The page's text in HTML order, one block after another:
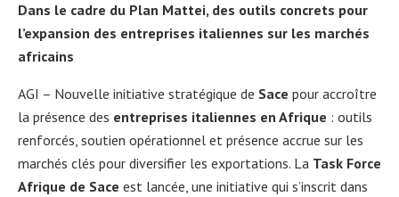
Dans le cadre du Plan Mattei, des outils concrets pour
l’expansion des entreprises italiennes sur les marchés
africains
AGI – Nouvelle initiative stratégique de Sace pour accroître
la présence des entreprises italiennes en Afrique : outils
renforcés, soutien opérationnel et présence accrue sur les
marchés clés pour diversifier les exportations. La Task Force
Afrique de Sace est lancée, une initiative qui s’inscrit dans